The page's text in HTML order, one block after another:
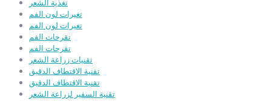
تغذية الشعر
تغيرات لون الفم
تغيرات لون الفم
تقرحات الفم
تقرحات الفم
تقنيات زراعة الشعر
تقنية الاقتطاف الدقيق
تقنية الاقتطاف الدقيق
تقنية السفير لزراعة الشعر